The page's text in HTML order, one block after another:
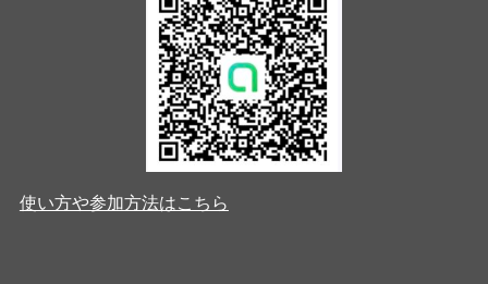
使い方や参加方法はこちら